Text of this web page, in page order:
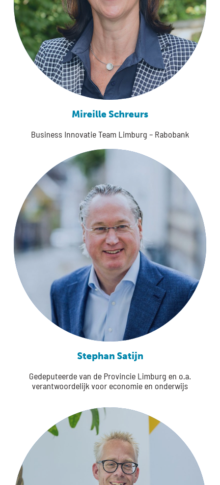
Mireille Schreurs
Business Innovatie Team Limburg – Rabobank
Stephan Satijn
Gedeputeerde van de Provincie Limburg en o.a.
verantwoordelijk voor economie en onderwijs